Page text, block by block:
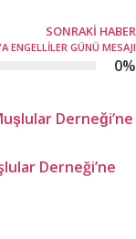
SONRAKI HABER
ENGELLİLER GÜNÜ MESAJI
0%
Derneği’ne